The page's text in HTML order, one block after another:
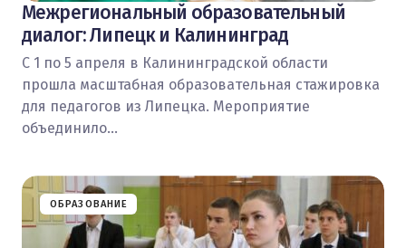
Межрегиональный образовательный
диалог: Липецк и Калининград
С 1 по 5 апреля в Калининградской области
прошла масштабная образовательная стажировка
для педагогов из Липецка. Мероприятие
объединило…
ОБРАЗОВАНИЕ